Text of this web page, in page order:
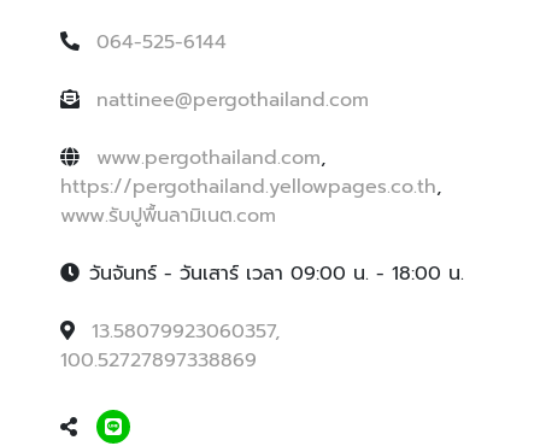
064-525-6144
nattinee@pergothailand.com
www.pergothailand.com,
https://pergothailand.yellowpages.co.th,
www.รับปูพื้นลามิเนต.com
วันจันทร์ - วันเสาร์ เวลา 09:00 น. - 18:00 น.
13.58079923060357,
100.52727897338869